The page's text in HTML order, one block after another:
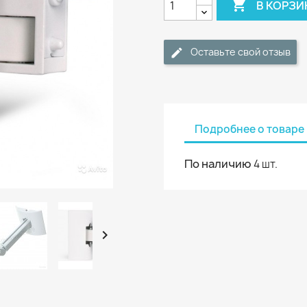

 В
Оставьте свой отзыв
Подробнее о товаре
По наличию4 шт.